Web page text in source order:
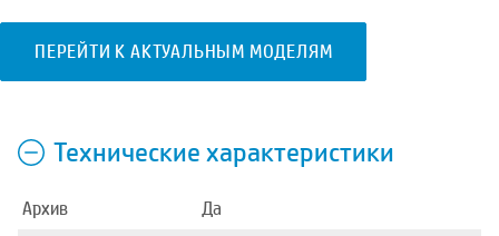
ПЕРЕЙТИ К АКТУАЛЬНЫМ МОДЕЛЯМ
Технические характеристики
Архив
Да